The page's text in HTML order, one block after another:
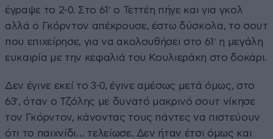
έγραψε το 2-0. Στο 61′ ο Τεττέη πήγε και για γκολ
αλλά ο Γκόρντον απέκρουσε, έστω δύσκολα, το σουτ
που επιχείρησε, για να ακολουθήσει στο 61′ η μεγάλη
ευκαιρία με την κεφαλιά του Κουλιεράκη στο δοκάρι.
Δεν έγινε εκεί το 3-0, έγινε αμέσως μετά όμως, στο
63′, όταν ο Τζόλης με δυνατό μακρινό σουτ νίκησε
τον Γκόρντον, κάνοντας τους πάντες να πιστεύουν
ότι το παιχνίδι… τελείωσε. Δεν ήταν έτσι όμως και